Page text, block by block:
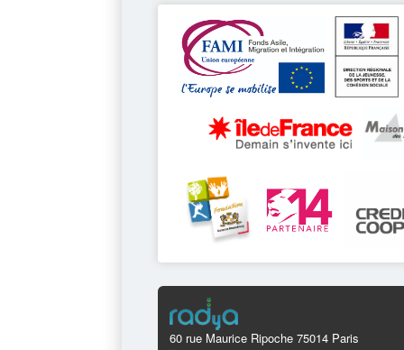
60 rue Maurice Ripoche 75014 Paris